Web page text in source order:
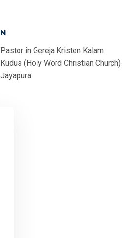
N
Pastor in Gereja Kristen Kalam
Kudus (Holy Word Christian Church)
Jayapura.